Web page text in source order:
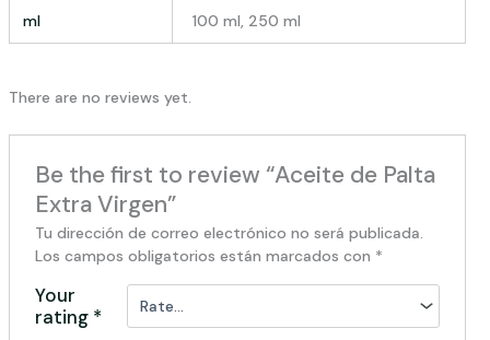
ml 100 ml, 250 ml
There are no reviews yet.
Be the first to review “Aceite de Palta
Extra Virgen”
Tu dirección de correo electrónico no será publicada.
Los campos obligatorios están marcados con *
Your
rating *